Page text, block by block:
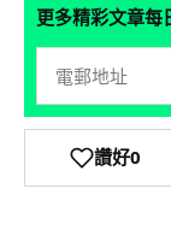
更多精彩文章每
讚好0